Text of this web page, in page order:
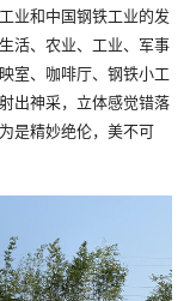
业和中国钢铁工业的发
活、农业、工业、军事
室、咖啡厅、钢铁小工
出神采，立体感觉错落
是精妙绝伦，美不可